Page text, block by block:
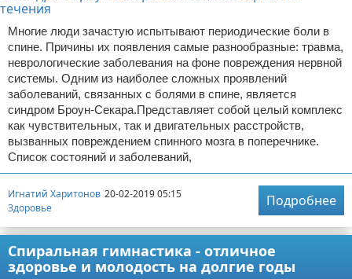
Многие люди зачастую испытывают периодические боли в
спине. Причины их появления самые разнообразные: травма,
неврологические заболевания на фоне повреждения нервной
системы. Одним из наиболее сложных проявлений
заболеваний, связанных с болями в спине, является
синдром Броун-Секара.Представляет собой целый комплекс
как чувствительных, так и двигательных расстройств,
вызванных повреждением спинного мозга в поперечнике.
Список состояний и заболеваний,
Игнатий Харитонов 20-02-2019 05:15
Здоровье
Подробнее
Спиральная гимнастика - отличное
здоровье и молодость на долгие годы